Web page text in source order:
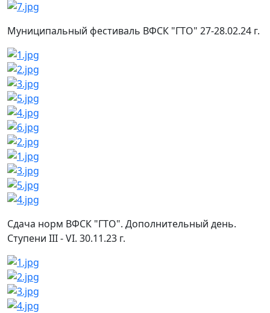
Муниципальный фестиваль ВФСК "ГТО" 27-28.02.24 г.
Сдача норм ВФСК "ГТО". Дополнительный день.
Ступени III - VI. 30.11.23 г.